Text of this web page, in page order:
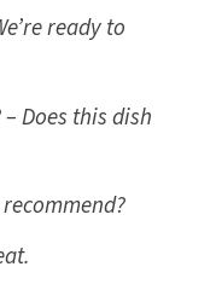
ready to
Does this dish